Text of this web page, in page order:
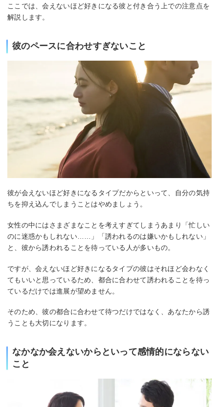
ここでは、会えないほど好きになる彼と付き合う上での注意点を
解説します。
彼のペースに合わせすぎないこと
彼が会えないほど好きになるタイプだからといって、自分の気持
ちを抑え込んでしまうことはやめましょう。
女性の中にはさまざまなことを考えすぎてしまうあまり「忙しい
のに迷惑かもしれない……」「誘われるのは嫌いかもしれない」
と、彼から誘われることを待っている人が多いもの。
ですが、会えないほど好きになるタイプの彼はそれほど会わなく
てもいいと思っているため、都合に合わせて誘われることを待っ
ているだけでは進展が望めません。
そのため、彼の都合に合わせて待つだけではなく、あなたから誘
うことも大切になります。
なかなか会えないからといって感情的にならない
こと